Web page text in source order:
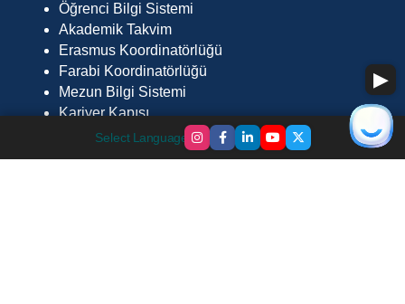
Select Language ▼
Öğrenci Bilgi Sistemi
Akademik Takvim
Erasmus Koordinatörlüğü
Farabi Koordinatörlüğü
Mezun Bilgi Sistemi
Kariyer Kapısı